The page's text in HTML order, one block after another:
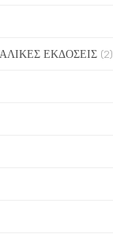
ΕΚΔΟΣΕΙΣ (2)